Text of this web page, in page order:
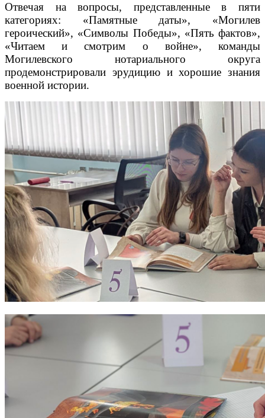
Отвечая на вопросы, представленные в пяти
категориях: «Памятные даты», «Могилев
героический», «Символы Победы», «Пять фактов»,
«Читаем и смотрим о войне», команды
Могилевского нотариального округа
продемонстрировали эрудицию и хорошие знания
военной истории.